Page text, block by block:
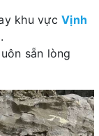
khu vực Vịnh
sẵn lòng